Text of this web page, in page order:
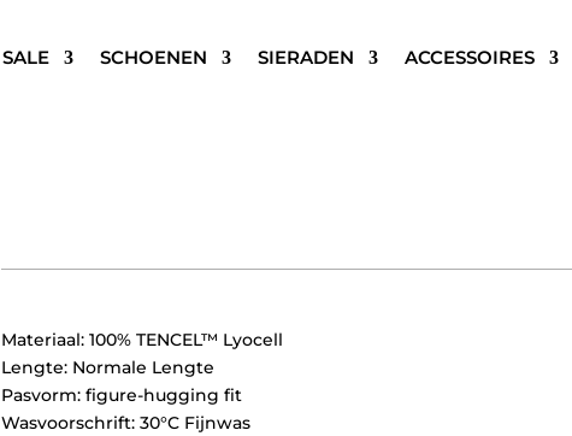
SALE SCHOENEN SIERADEN ACCESSOIRES
was:
is:
Materiaal: 100% TENCEL™ Lyocell
Lengte: Normale Lengte
Pasvorm: figure-hugging fit
Wasvoorschrift: 30°C Fijnwas